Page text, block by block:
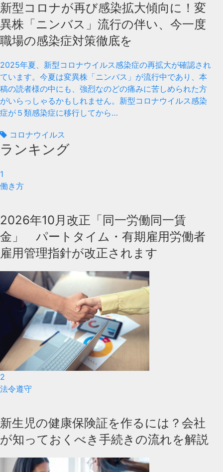
新型コロナが再び感染拡大傾向に！変
異株「ニンバス」流行の伴い、今一度
職場の感染症対策徹底を
2025年夏、新型コロナウイルス感染症の再拡大が確認され
ています。今夏は変異株「ニンバス」が流行中であり、本
稿の読者様の中にも、強烈なのどの痛みに苦しめられた方
がいらっしゃるかもしれません。新型コロナウイルス感染
症が５類感染症に移行してから…
コロナウイルス
ランキング
1
働き方
2026年10月改正「同一労働同一賃
金」 パートタイム・有期雇用労働者
雇用管理指針が改正されます
2
法令遵守
新生児の健康保険証を作るには？会社
が知っておくべき手続きの流れを解説